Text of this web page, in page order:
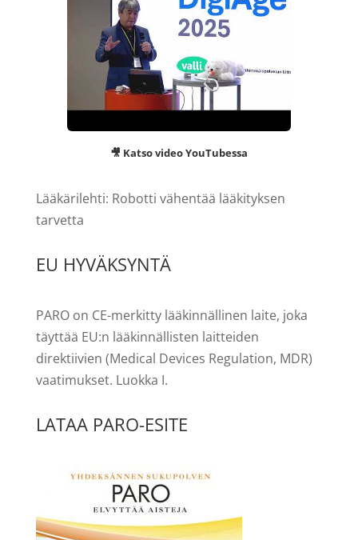
🎥 Katso video YouTubessa
Lääkärilehti: Robotti vähentää lääkityksen
tarvetta
EU HYVÄKSYNTÄ
PARO on CE-merkitty lääkinnällinen laite, joka
täyttää EU:n lääkinnällisten laitteiden
direktiivien (Medical Devices Regulation, MDR)
vaatimukset. Luokka I.
LATAA PARO-ESITE